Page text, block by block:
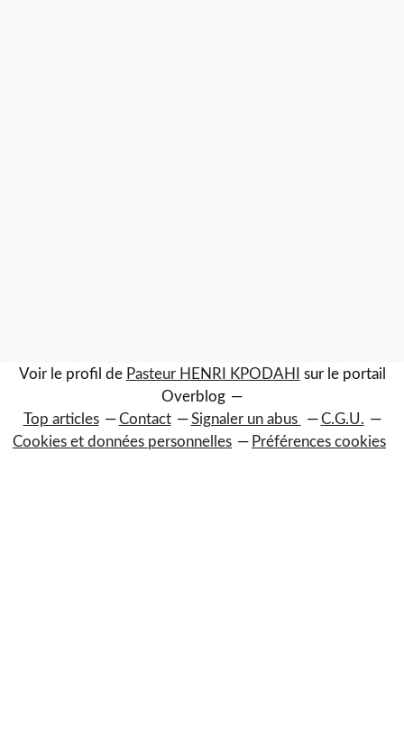
Voir le profil de Pasteur HENRI KPODAHI
sur le portail
Overblog
Top articles
Contact Signaler un abus
C.G.U.
Cookies et données personnelles
Préférences cookies